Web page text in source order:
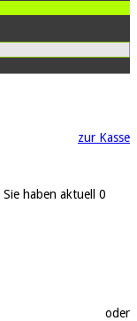
zur Kasse
Sie haben aktuell 0
oder